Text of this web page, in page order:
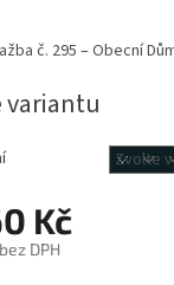
Kč
bez DPH
variantu
č. 295 – Obecní